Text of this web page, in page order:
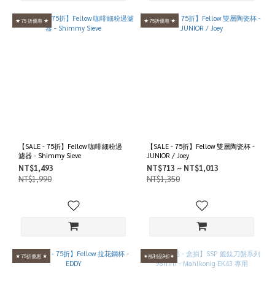
★ 75 折優惠 ★
【SALE - 75折】Fellow 咖啡細粉過
濾器 - Shimmy Sieve
NT$1,493
NT$1,990
★ 75折優惠 ★
【SALE - 75折】Fellow 雙層陶瓷杯 -
JUNIOR / Joey
NT$713 ~ NT$1,013
NT$1,350
★ 75折優惠 ★ ✷福利品9折✷